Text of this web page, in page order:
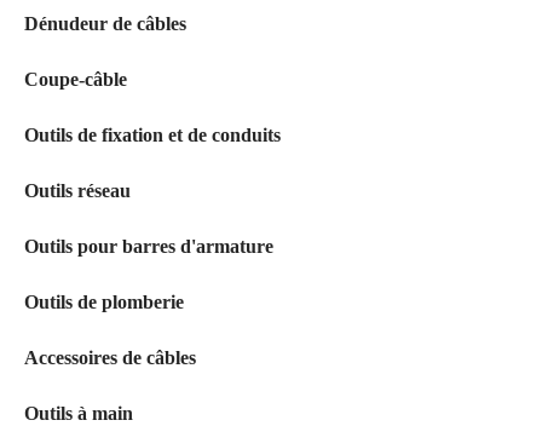
Dénudeur de câbles
Coupe-câble
Outils de fixation et de conduits
Outils réseau
Outils pour barres d'armature
Outils de plomberie
Accessoires de câbles
Outils à main